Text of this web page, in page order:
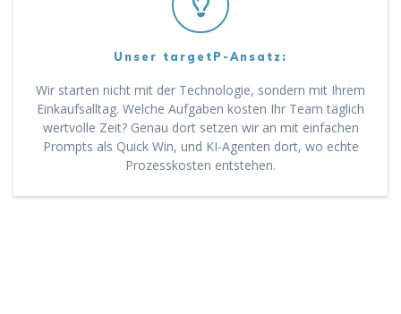
Unser targetP-Ansatz:
Wir starten nicht mit der Technologie, sondern mit Ihrem
Einkaufsalltag. Welche Aufgaben kosten Ihr Team täglich
wertvolle Zeit? Genau dort setzen wir an mit einfachen
Prompts als Quick Win, und KI-Agenten dort, wo echte
Prozesskosten entstehen.